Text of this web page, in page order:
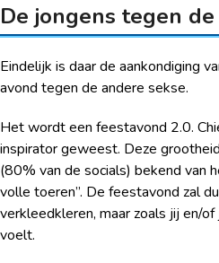
De jongens tegen
Eindelijk is daar de aankondiging
avond tegen de andere sekse.
Het wordt een feestavond 2.0.
inspirator geweest. Deze
(80% van de socials) bekend van
volle toeren”. De feestavond zal
verkleedkleren, maar zoals jij en/
voelt.